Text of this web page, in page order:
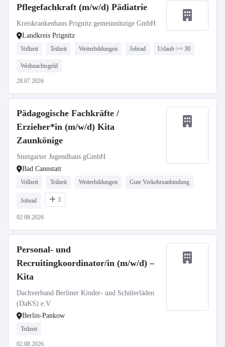
Pflegefachkraft (m/w/d) Pädiatrie
Kreiskrankenhaus Prignitz gemeinnützige GmbH
Landkreis Prignitz
Vollzeit Teilzeit Weiterbildungen Jobrad Urlaub >= 30
Weihnachtsgeld
28.07.2026
Pädagogische Fachkräfte /
Erzieher*in (m/w/d) Kita
Zaunkönige
Stuttgarter Jugendhaus gGmbH
Bad Cannstatt
Vollzeit Teilzeit Weiterbildungen Gute Verkehrsanbindung
Jobrad 3
02.08.2026
Personal- und
Recruitingkoordinator/in (m/w/d) –
Kita
Dachverband Berliner Kinder- und Schülerläden
(DaKS) e.V.
Berlin-Pankow
Teilzeit
02.08.2026